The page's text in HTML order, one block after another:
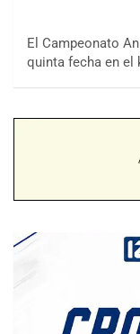
El Campeonato
quinta fecha en el